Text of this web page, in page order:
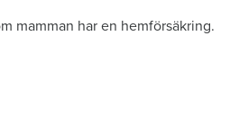
mamman har en hemförsäkring.